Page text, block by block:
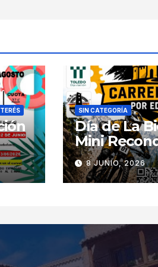
SIN CATEGORÍA
Día de La
Mini
8 JUNIO, 2026